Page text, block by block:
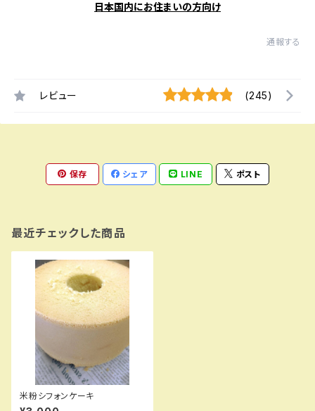
日本国内にお住まいの方向け
通報する
レビュー (245)
保存 シェア LINE ポスト
最近チェックした商品
米粉シフォンケーキ